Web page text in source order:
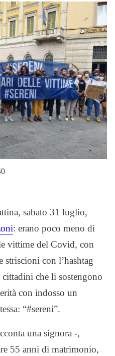
sabato 31 luglio,
: erano poco meno di
vittime del Covid, con
striscioni con l’hashtag
che li sostengono
con indosso un
“#sereni”.
una signora -,
55 anni di matrimonio,